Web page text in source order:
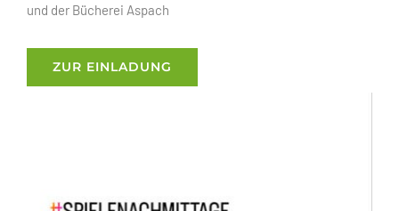
und der Bücherei Aspach
ZUR EINLADUNG